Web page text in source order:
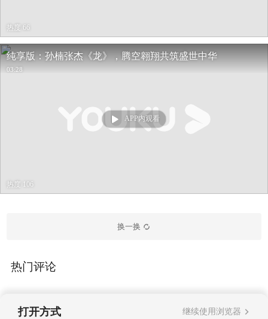
热度 66
纯享版：孙楠张杰《龙》，腾空翱翔共筑盛世中华
03:28
APP内观看
热度 106
换一换
热门评论
打开方式 继续使用浏览器